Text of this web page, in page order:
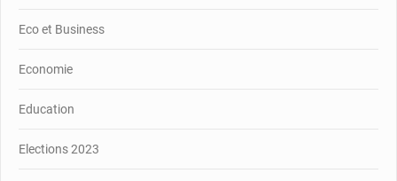
Eco et Business
Economie
Education
Elections 2023